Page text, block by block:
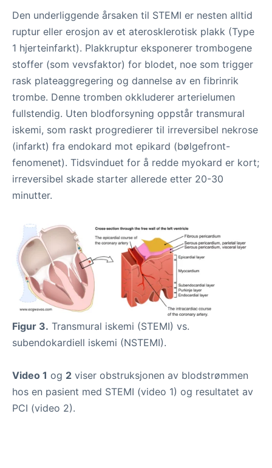
Den underliggende årsaken til STEMI er nesten alltid
ruptur eller erosjon av et aterosklerotisk plakk (Type
1 hjerteinfarkt). Plakkruptur eksponerer trombogene
stoffer (som vevsfaktor) for blodet, noe som trigger
rask plateaggregering og dannelse av en fibrinrik
trombe. Denne tromben okkluderer arterielumen
fullstendig. Uten blodforsyning oppstår transmural
iskemi, som raskt progredierer til irreversibel nekrose
(infarkt) fra endokard mot epikard (bølgefront-
fenomenet). Tidsvinduet for å redde myokard er kort;
irreversibel skade starter allerede etter 20-30
minutter.
Figur 3. Transmural iskemi (STEMI) vs.
subendokardiell iskemi (NSTEMI).
Video 1 og 2 viser obstruksjonen av blodstrømmen
hos en pasient med STEMI (video 1) og resultatet av
PCI (video 2).